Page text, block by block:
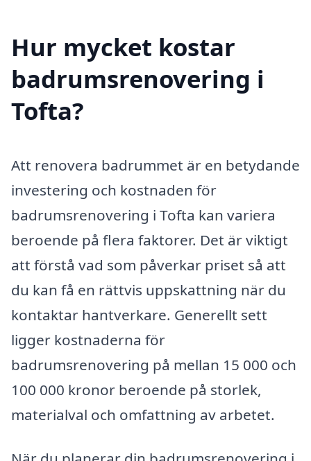
Hur mycket kostar
badrumsrenovering i
Tofta?
Att renovera badrummet är en betydande
investering och kostnaden för
badrumsrenovering i Tofta kan variera
beroende på flera faktorer. Det är viktigt
att förstå vad som påverkar priset så att
du kan få en rättvis uppskattning när du
kontaktar hantverkare. Generellt sett
ligger kostnaderna för
badrumsrenovering på mellan 15 000 och
100 000 kronor beroende på storlek,
materialval och omfattning av arbetet.